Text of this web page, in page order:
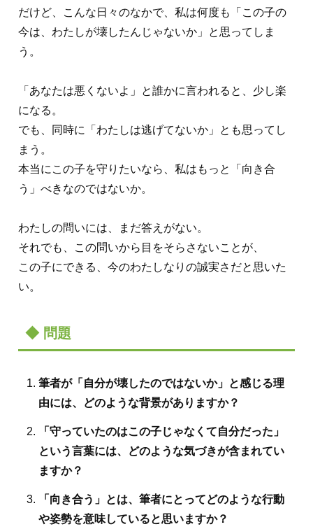
だけど、こんな日々のなかで、私は何度も「この子の
今は、わたしが壊したんじゃないか」と思ってしま
う。
「あなたは悪くないよ」と誰かに言われると、少し楽
になる。
でも、同時に「わたしは逃げてないか」とも思ってし
まう。
本当にこの子を守りたいなら、私はもっと「向き合
う」べきなのではないか。
わたしの問いには、まだ答えがない。
それでも、この問いから目をそらさないことが、
この子にできる、今のわたしなりの誠実さだと思いた
い。
◆ 問題
筆者が「自分が壊したのではないか」と感じる理
由には、どのような背景がありますか？
「守っていたのはこの子じゃなくて自分だった」
という言葉には、どのような気づきが含まれてい
ますか？
「向き合う」とは、筆者にとってどのような行動
や姿勢を意味していると思いますか？